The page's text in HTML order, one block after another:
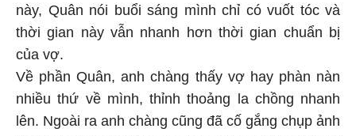
này, Quân nói buổi sáng mình chỉ có vuốt tóc và
thời gian này vẫn nhanh hơn thời gian chuẩn bị
của vợ.
Về phần Quân, anh chàng thấy vợ hay phàn nàn
nhiều thứ về mình, thỉnh thoảng la chồng nhanh
lên. Ngoài ra anh chàng cũng đã cố gắng chụp ảnh